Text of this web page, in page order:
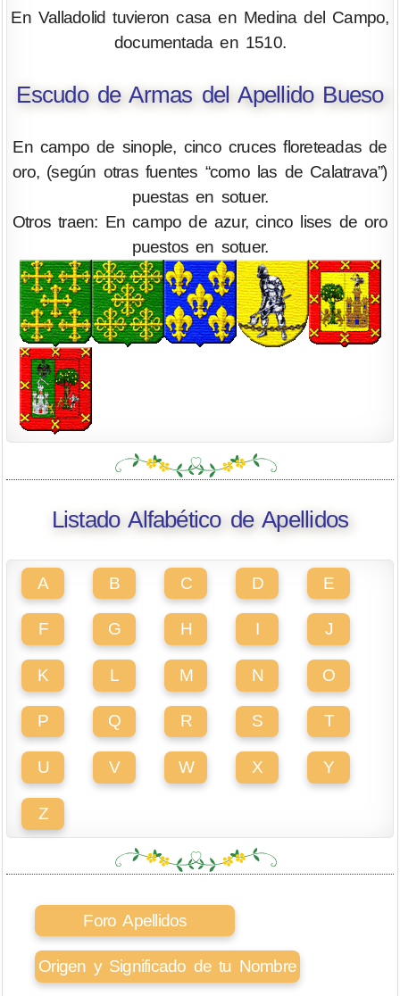
En Valladolid tuvieron casa en Medina del Campo,
documentada en 1510.
Escudo de Armas del Apellido Bueso
En campo de sinople, cinco cruces floreteadas de
oro, (según otras fuentes “como las de Calatrava”)
puestas en sotuer.
Otros traen: En campo de azur, cinco lises de oro
puestos en sotuer.
Listado Alfabético de Apellidos
A B C D E
F G H I J
K L M N O
P Q R S T
U V W X Y
Z
Foro Apellidos
Origen y Significado de tu Nombre